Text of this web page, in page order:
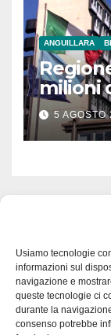
Usiamo tecnologie
informazioni sul
navigazione e
queste tecnologie ci
durante la
consenso potrebbe
ANGUILLARA
milioni
5